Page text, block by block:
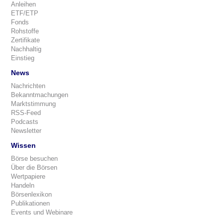
Anleihen
ETF/ETP
Fonds
Rohstoffe
Zertifikate
Nachhaltig
Einstieg
News
Nachrichten
Bekanntmachungen
Marktstimmung
RSS-Feed
Podcasts
Newsletter
Wissen
Börse besuchen
Über die Börsen
Wertpapiere
Handeln
Börsenlexikon
Publikationen
Events und Webinare